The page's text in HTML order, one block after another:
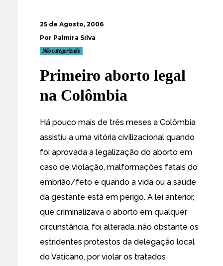
25 de Agosto, 2006
Por Palmira Silva
Não categorizado
Primeiro aborto legal
na Colômbia
Há pouco mais de três meses a Colômbia
assistiu a uma vitória civilizacional quando
foi aprovada a legalização do aborto em
caso de violação, malformações fatais do
embrião/feto e quando a vida ou a saúde
da gestante está em perigo. A lei anterior,
que criminalizava o aborto em qualquer
circunstância, foi alterada, não obstante os
estridentes protestos da delegação local
do Vaticano, por violar os tratados